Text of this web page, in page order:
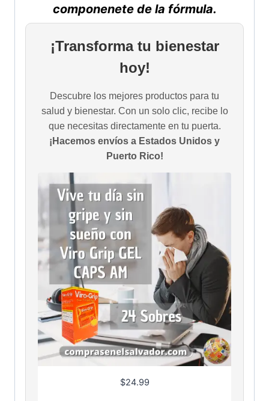
componenete de la fórmula.
¡Transforma tu bienestar
hoy!
Descubre los mejores productos para tu
salud y bienestar. Con un solo clic, recibe lo
que necesitas directamente en tu puerta.
¡Hacemos envíos a Estados Unidos y
Puerto Rico!
$24.99